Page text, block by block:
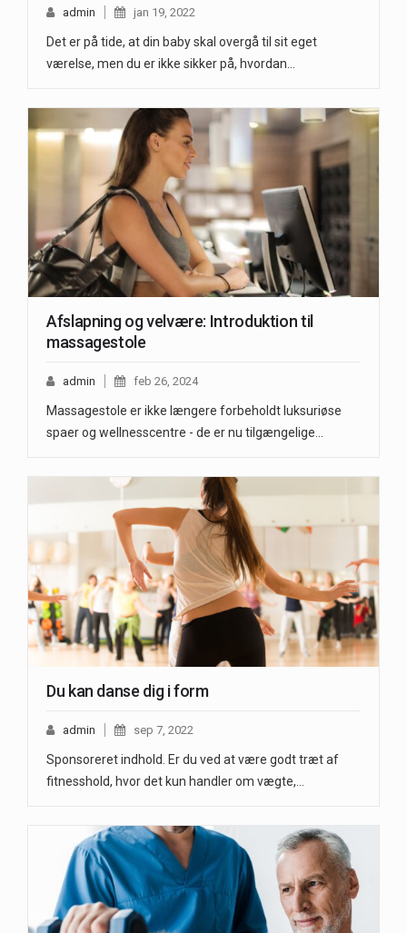
admin jan 19, 2022
Det er på tide, at din baby skal overgå til sit eget
værelse, men du er ikke sikker på, hvordan…
Afslapning og velvære: Introduktion til
massagestole
admin feb 26, 2024
Massagestole er ikke længere forbeholdt luksuriøse
spaer og wellnesscentre - de er nu tilgængelige…
Du kan danse dig i form
admin sep 7, 2022
Sponsoreret indhold. Er du ved at være godt træt af
fitnesshold, hvor det kun handler om vægte,…